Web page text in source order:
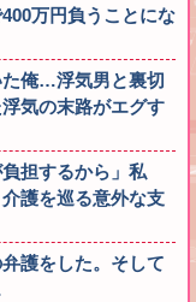
万円負うことにな
た俺…浮気男と裏切
気の末路がエグす
担するから」私
護を巡る意外な支
護をした。そして